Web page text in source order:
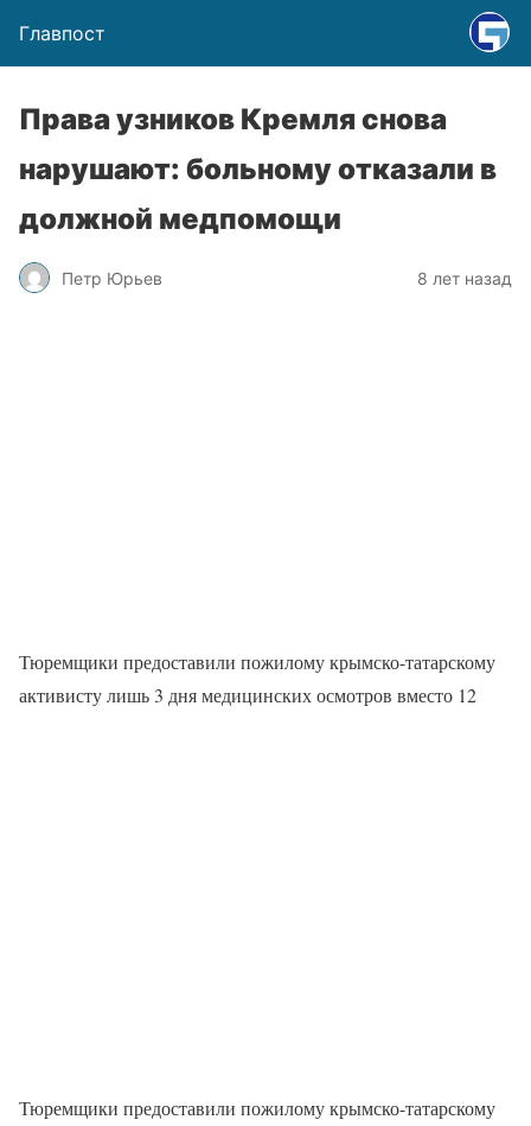
Главпост
Права узников Кремля снова
нарушают: больному отказали в
должной медпомощи
Петр Юрьев 8 лет назад
Тюремщики предоставили пожилому крымско-татарскому
активисту лишь 3 дня медицинских осмотров вместо 12
Тюремщики предоставили пожилому крымско-татарскому